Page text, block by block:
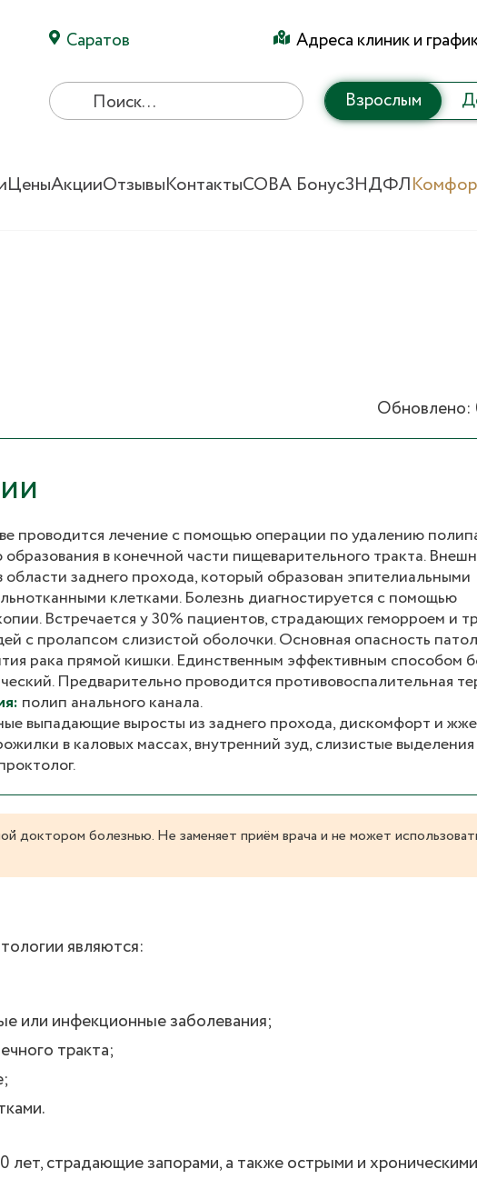
Саратов Адреса клиник и
Взрослым
ЦеныАкцииОтзывыКонтактыСОВА Бонус3НДФЛ
Обновлено:
проводится лечение с помощью операции по удалению
в конечной части пищеварительного тракта.
заднего прохода, который образован эпителиальными
клетками. Болезнь диагностируется с помощью
Встречается у 30% пациентов, страдающих геморроем и
с пролапсом слизистой оболочки. Основная опасность
рака прямой кишки. Единственным эффективным способом
Предварительно проводится противовоспалительная
полип анального канала.
выпадающие выросты из заднего прохода, дискомфорт и
в каловых массах, внутренний зуд, слизистые выделения
доктором болезнью. Не заменяет приём врача и не может
являются:
или инфекционные заболевания;
тракта;
лет, страдающие запорами, а также острыми и хроническими